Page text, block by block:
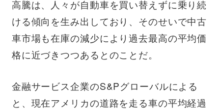
高騰は、人々が自動車を買い替えずに乗り続
ける傾向を生み出しており、そのせいで中古
車市場も在庫の減少により過去最高の平均価
格に近づきつつあるとのことだ。
金融サービス企業のS&Pグローバルによる
と、現在アメリカの道路を走る車の平均経過